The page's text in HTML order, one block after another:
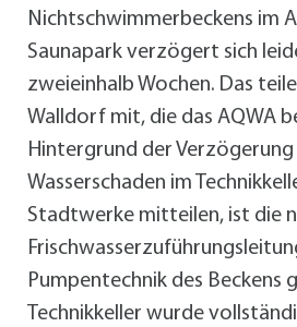
Nichtschwimmerbeckens im
Saunapark verzögert sich
zweieinhalb Wochen. Das
Walldorf mit, die das AQWA
Hintergrund der Verzögerung
Wasserschaden im
Stadtwerke mitteilen, ist die
Pumpentechnik des Beckens
Technikkeller wurde